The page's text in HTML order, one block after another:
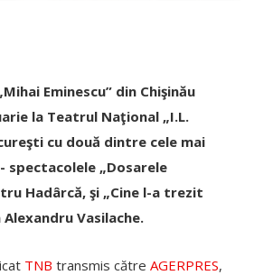
Eminescu” din Chişinău
la Teatrul Naţional „I.L.
cu două dintre cele mai
spectacolele „Dosarele
Hadârcă, şi „Cine l-a trezit
Vasilache.
TNB transmis către AGERPRES,